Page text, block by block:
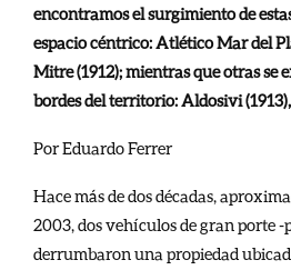
encontramos el surgimiento de
espacio céntrico: Atlético Mar del
Mitre (1912); mientras que otras se
bordes del territorio: Aldosivi
Por Eduardo Ferrer
Hace más de dos décadas,
2003, dos vehículos de gran porte -
derrumbaron una propiedad